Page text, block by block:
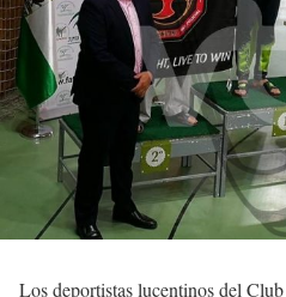
Los deportistas lucentinos del